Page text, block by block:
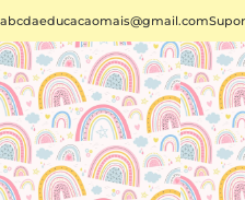
abcdaeducacaomais@gmail.com